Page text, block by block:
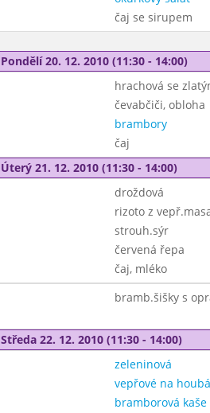
čaj se sirupem
Pondělí 20. 12. 2010 (11:30 - 14:00)
hrachová se
čevabčiči, obloha
brambory
čaj
Úterý 21. 12. 2010 (11:30 - 14:00)
droždová
rizoto z
strouh.sýr
červená řepa
čaj, mléko
bramb.šišky s
Středa 22. 12. 2010 (11:30 - 14:00)
zeleninová
vepřové na
bramborová kaše